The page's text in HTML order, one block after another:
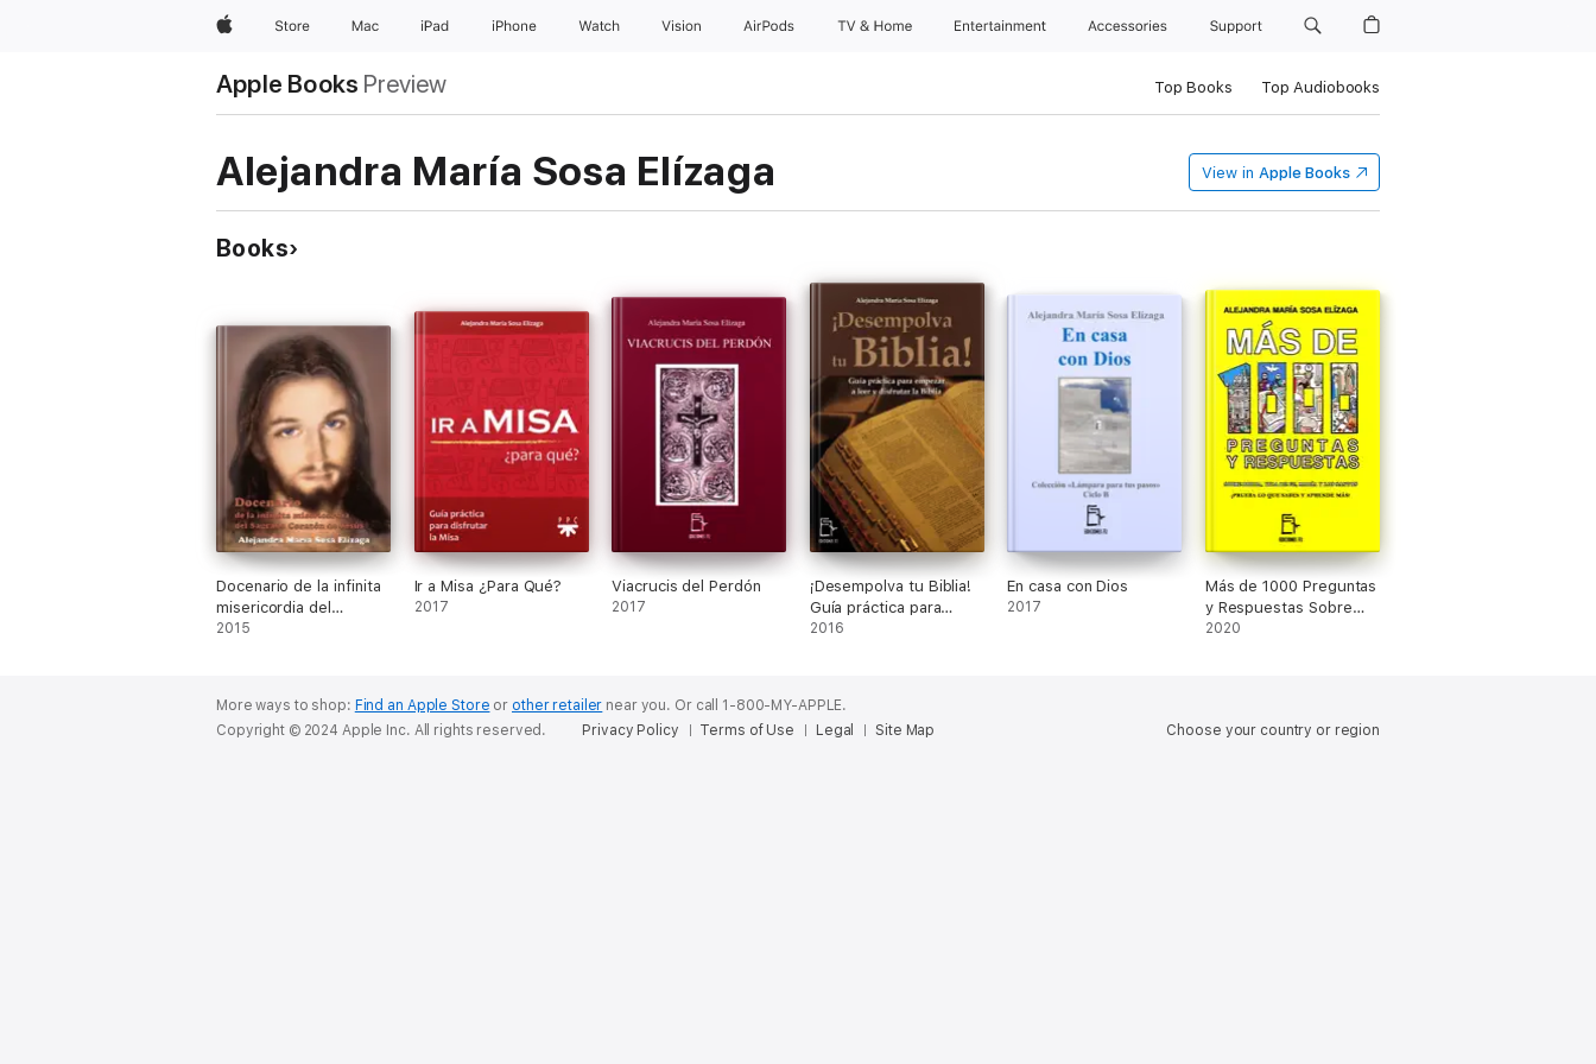
AppleStore Mac iPad iPhone Watch Vision AirPods TV & Home Entertainment Accessories Support
Apple Books Preview Top Books Top Audiobooks
Alejandra María Sosa Elízaga View in Apple Books
Books
Docenario de la infinita
misericordia del
Sagrado Corazón de
2015
Ir a Misa ¿Para Qué?
2017
Viacrucis del Perdón
2017
¡Desempolva tu Biblia!
Guía práctica para
empezar a leer y
2016
En casa con Dios
2017
Más de 1000 Preguntas
y Respuestas Sobre
Biblia, vida de fe, María
2020
More ways to shop: Find an Apple Store or other retailer near you. Or call 1-800-MY-APPLE.
Choose your country or region
Copyright © 2024 Apple Inc. All rights reserved. Privacy Policy Terms of Use Legal Site Map